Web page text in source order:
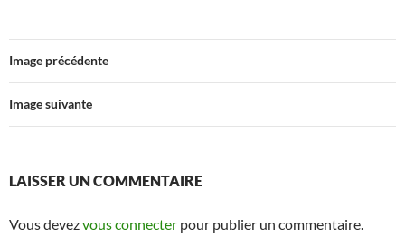
Image précédente
Image suivante
LAISSER UN COMMENTAIRE
Vous devezvous connecter pour publier un commentaire.